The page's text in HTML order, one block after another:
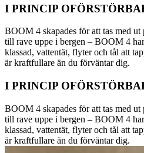
I PRINCIP
BOOM 4 skapades för att tas med ut
till rave uppe i bergen – BOOM 4
klassad, vattentät, flyter och tål att
är kraftfullare än du förväntar dig.
I PRINCIP
BOOM 4 skapades för att tas med ut
till rave uppe i bergen – BOOM 4
klassad, vattentät, flyter och tål att
är kraftfullare än du förväntar dig.